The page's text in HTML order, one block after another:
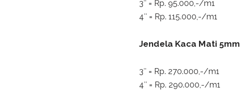
3″ = Rp. 95.000,-/m1
4″ = Rp. 115.000,-/m1
Jendela Kaca Mati 5mm
3″ = Rp. 270.000,-/m1
4″ = Rp. 290.000,-/m1